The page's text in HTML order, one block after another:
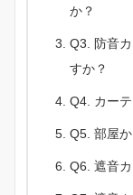
か？
Q3. 防音
すか？
Q4. カー
Q5. 部屋
Q6. 遮音